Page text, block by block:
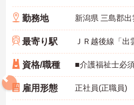
勤務地
最寄り駅
資格/職種
雇用形態 正社員(正職員)